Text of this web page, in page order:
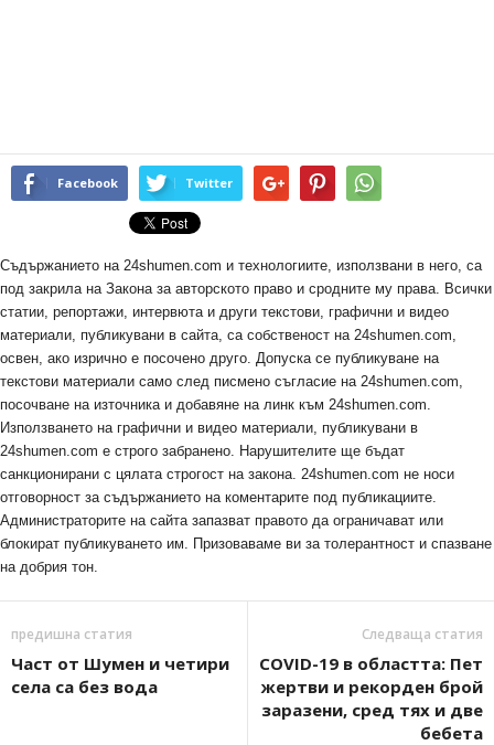
Facebook Twitter
Съдържанието на 24shumen.com и технологиите, използвани в него, са
под закрила на Закона за авторското право и сродните му права. Всички
статии, репортажи, интервюта и други текстови, графични и видео
материали, публикувани в сайта, са собственост на 24shumen.com,
освен, ако изрично е посочено друго. Допуска се публикуване на
текстови материали само след писмено съгласие на 24shumen.com,
посочване на източника и добавяне на линк към 24shumen.com.
Използването на графични и видео материали, публикувани в
24shumen.com е строго забранено. Нарушителите ще бъдат
санкционирани с цялата строгост на закона. 24shumen.com не носи
отговорност за съдържанието на коментарите под публикациите.
Администраторите на сайта запазват правото да ограничават или
блокират публикуването им. Призоваваме ви за толерантност и спазване
на добрия тон.
предишна статия
Част от Шумен и четири
села са без вода
Следваща статия
COVID-19 в областта: Пет
жертви и рекорден брой
заразени, сред тях и две
бебета